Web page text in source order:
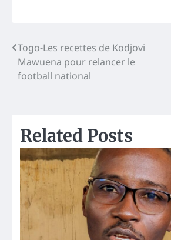
Post
navigation
Togo-Les recettes de Kodjovi
Mawuena pour relancer le
football national
Related Posts